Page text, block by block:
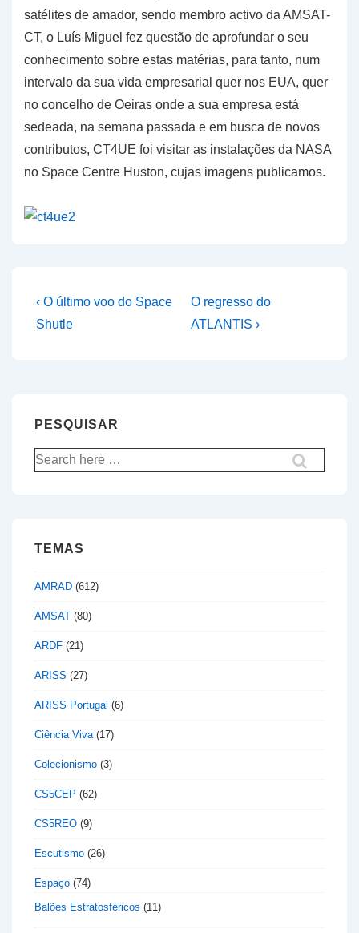
satélites de amador, sendo membro activo da AMSAT-
CT, o Luís Miguel fez questão de aprofundar o seu
conhecimento sobre estas matérias, para tanto, num
intervalo da sua vida empresarial quer nos EUA, quer
no concelho de Oeiras onde a sua empresa está
sedeada, na semana passada e em busca de novos
contributos, CT4UE foi visitar as instalações da NASA
no Space Centre Huston, cujas imagens publicamos.
Navegação
de
Previous
Post
‹ O último voo do Space
Shutle
Next
Post
O regresso do
ATLANTIS ›
PESQUISAR
Pesquisar
por:
TEMAS
AMRAD (612)
AMSAT (80)
ARDF (21)
ARISS (27)
ARISS Portugal (6)
Ciência Viva(17)
Colecionismo (3)
CS5CEP (62)
CS5REO (9)
Escutismo (26)
Espaço (74)
Balões Estratosféricos (11)